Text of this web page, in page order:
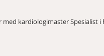
kardiologimaster Spesialist